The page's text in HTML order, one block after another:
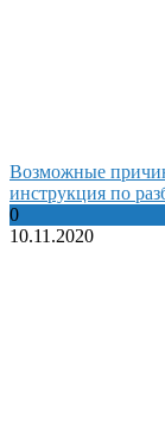
Возможные
инструкция по
0
10.11.2020